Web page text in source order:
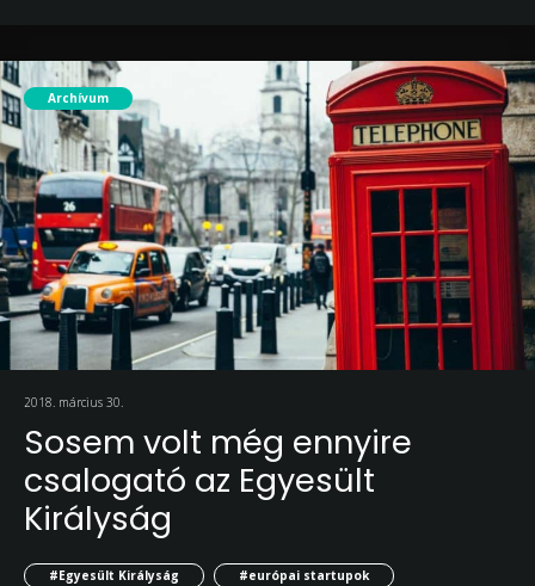
Archívum
2018. március 30.
Sosem volt még ennyire
csalogató az Egyesült
Királyság
#Egyesült Királyság #európai startupok